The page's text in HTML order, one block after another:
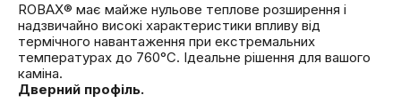
ROBAX® має майже нульове теплове розширення і
надзвичайно високі характеристики впливу від
термічного навантаження при екстремальних
температурах до 760°C. Ідеальне рішення для вашого
каміна.
Дверний профіль.